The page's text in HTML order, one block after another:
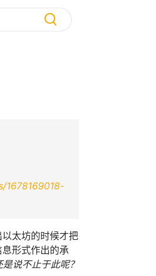
1678169018-
太坊的时候才把
形式作出的承
说不止于此呢？